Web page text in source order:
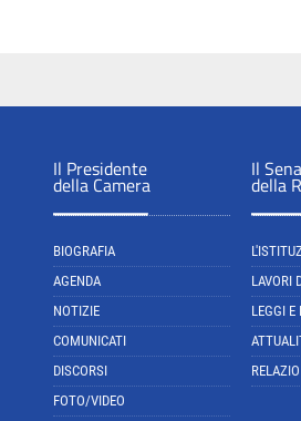
Il Presidente
della Camera
BIOGRAFIA
AGENDA
NOTIZIE
COMUNICATI
DISCORSI
FOTO/VIDEO
Il
della
LAVORI
LEGGI E